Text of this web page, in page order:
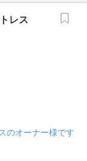
レス
のオーナー様です